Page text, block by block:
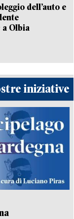
dell’auto e
a Olbia
iniziative